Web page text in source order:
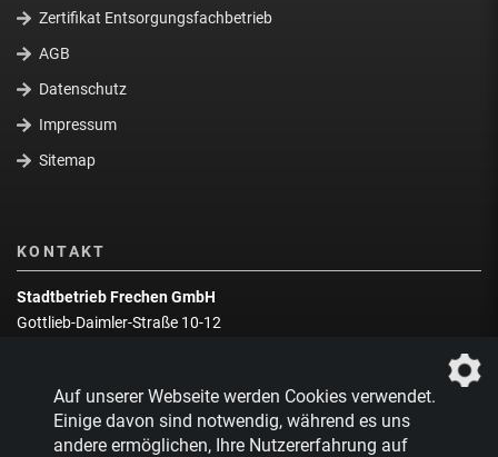
Zertifikat Entsorgungsfachbetrieb
AGB
Datenschutz
Impressum
Sitemap
KONTAKT
Stadtbetrieb Frechen GmbH
Gottlieb-Daimler-Straße 10-12
Zentrale:02234 9217-0
Abfallberatung:02234 9217-17
Auf unserer Webseite werden Cookies verwendet.
Einige davon sind notwendig, während es uns
andere ermöglichen, Ihre Nutzererfahrung auf